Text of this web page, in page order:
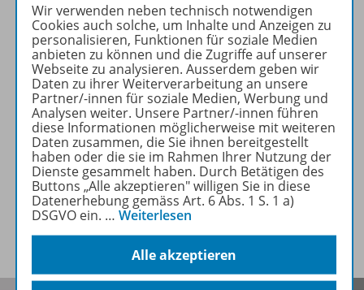
Produktinformationen
Beschreibung
Zugehörige Produkte
Benachrichtigungs-Service
Wir verwenden neben technisch notwendigen
Cookies auch solche, um Inhalte und Anzeigen zu
personalisieren, Funktionen für soziale Medien
anbieten zu können und die Zugriffe auf unserer
Webseite zu analysieren. Ausserdem geben wir
Daten zu ihrer Weiterverarbeitung an unsere
Partner/-innen für soziale Medien, Werbung und
Analysen weiter. Unsere Partner/-innen führen
diese Informationen möglicherweise mit weiteren
Daten zusammen, die Sie ihnen bereitgestellt
haben oder die sie im Rahmen Ihrer Nutzung der
Dienste gesammelt haben. Durch Betätigen des
Buttons „Alle akzeptieren" willigen Sie in diese
Datenerhebung gemäss Art. 6 Abs. 1 S. 1 a)
DSGVO ein. … Weiterlesen
Alle akzeptieren